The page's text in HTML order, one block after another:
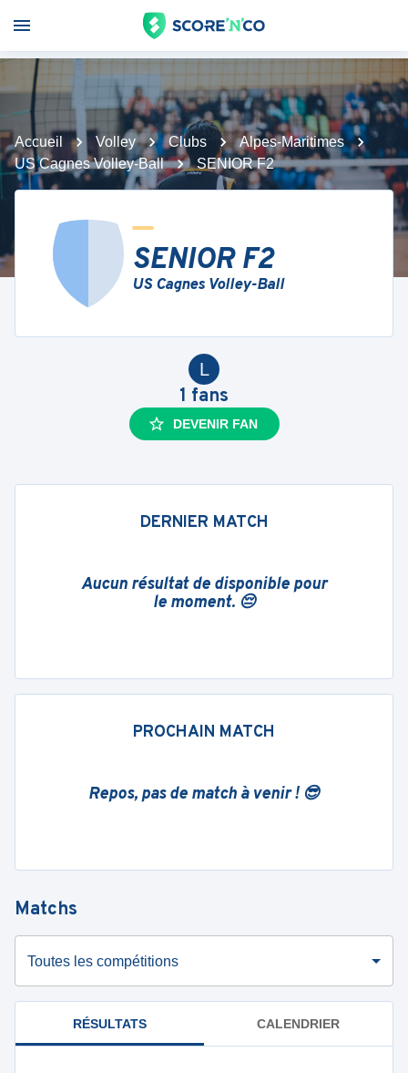
Accueil Volley Clubs
Alpes-Maritimes
US Cagnes Volley-Ball
SENIOR F2
SENIOR F2
US Cagnes Volley-Ball
L
1 fans
DEVENIR FAN
DERNIER MATCH
Aucun résultat de disponible pour
le moment. 😔
PROCHAIN MATCH
Repos, pas de match à venir ! 😎
Matchs
Toutes les compétitions
RÉSULTATS CALENDRIER